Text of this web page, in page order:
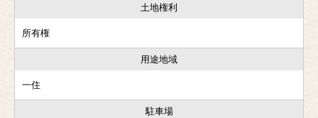
土地権利
所有権
用途地域
一住
駐車場